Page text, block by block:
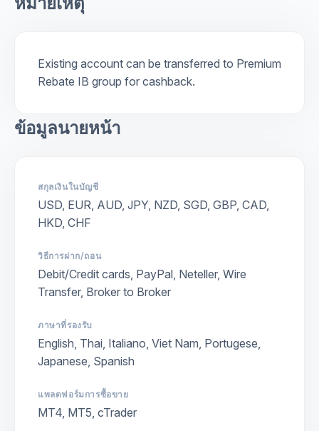
Existing account can be transferred to Premium
Rebate IB group for cashback.
ข้อมูลนายหน้า
สกุลเงินในบัญชี
USD, EUR, AUD, JPY, NZD, SGD, GBP, CAD,
HKD, CHF
วิธีการฝาก/ถอน
Debit/Credit cards, PayPal, Neteller, Wire
Transfer, Broker to Broker
ภาษาที่รองรับ
English, Thai, Italiano, Viet Nam, Portugese,
Japanese, Spanish
แพลตฟอร์มการซื้อขาย
MT4, MT5, cTrader